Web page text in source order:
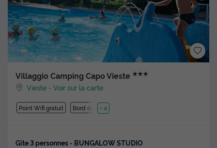
Villaggio Camping Capo Vieste ★★★
Vieste -Voir sur la carte
Point Wifi gratuit Bord de mer
+ 4
Gîte 3 personnes - BUNGALOW STUDIO